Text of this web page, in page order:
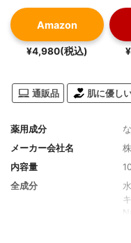
Amazon
¥4,980(税込)
通販品 肌に優し
薬用成分
メーカー会社名
内容量
全成分